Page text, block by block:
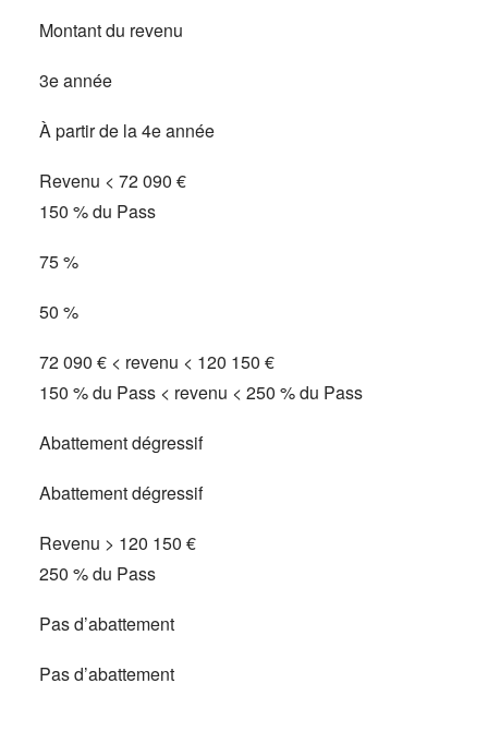
Montant du revenu
3e année
À partir de la 4e année
Revenu < 72 090 €
150 % du Pass
75 %
50 %
72 090 € < revenu < 120 150 €
150 % du Pass < revenu < 250 % du Pass
Abattement dégressif
Abattement dégressif
Revenu > 120 150 €
250 % du Pass
Pas d’abattement
Pas d’abattement